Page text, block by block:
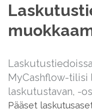
MyCashflow-tilisi
laskutustavan, -
Pääset